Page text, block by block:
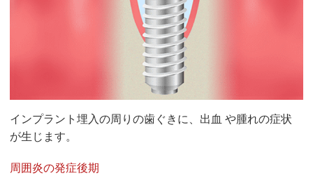
インプラント埋入の周りの歯ぐきに、出血 や腫れの症状
が生じます。
周囲炎の発症後期